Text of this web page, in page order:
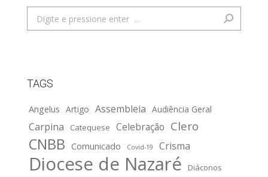
Search:
TAGS
Angelus Artigo Assembleia Audiência Geral
Carpina Catequese Celebração Clero
CNBB Comunicado Covid-19 Crisma
Diocese de Nazaré
Diáconos